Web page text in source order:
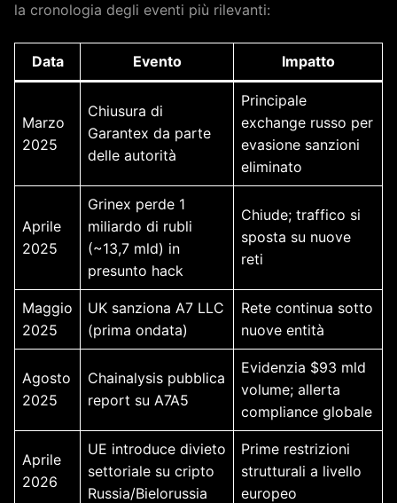
la cronologia degli eventi più rilevanti:
Data Evento Impatto
Marzo
2025
Chiusura di
Garantex da parte
delle autorità
Principale
exchange russo per
evasione sanzioni
eliminato
Aprile
2025
Grinex perde 1
miliardo di rubli
(~13,7 mld) in
presunto hack
Chiude; traffico si
sposta su nuove
reti
Maggio
2025
UK sanziona A7 LLC
(prima ondata)
Rete continua sotto
nuove entità
Agosto
2025
Chainalysis pubblica
report su A7A5
Evidenzia $93 mld
volume; allerta
compliance globale
Aprile
2026
UE introduce divieto
settoriale su cripto
Russia/Bielorussia
Prime restrizioni
strutturali a livello
europeo